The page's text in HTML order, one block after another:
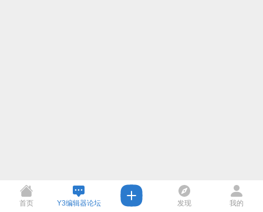
首页 Y3编辑器论坛 发现 我的